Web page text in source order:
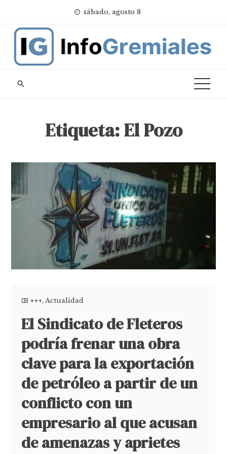
content
sábado, agosto 8
Etiqueta:El Pozo
+++,Actualidad
El Sindicato de Fleteros
podría frenar una obra
clave para la exportación
de petróleo a partir de un
conflicto con un
empresario al que acusan
de amenazas y aprietes